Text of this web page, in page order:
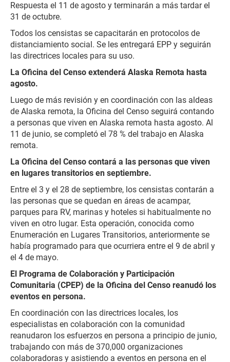
Respuesta el 11 de agosto y terminarán a más tardar el
31 de octubre.
Todos los censistas se capacitarán en protocolos de
distanciamiento social. Se les entregará EPP y seguirán
las directrices locales para su uso.
La Oficina del Censo extenderá Alaska Remota hasta
agosto.
Luego de más revisión y en coordinación con las aldeas
de Alaska remota, la Oficina del Censo seguirá contando
a personas que viven en Alaska remota hasta agosto. Al
11 de junio, se completó el 78 % del trabajo en Alaska
remota.
La Oficina del Censo contará a las personas que viven
en lugares transitorios en septiembre.
Entre el 3 y el 28 de septiembre, los censistas contarán a
las personas que se quedan en áreas de acampar,
parques para RV, marinas y hoteles si habitualmente no
viven en otro lugar. Esta operación, conocida como
Enumeración en Lugares Transitorios, anteriormente se
había programado para que ocurriera entre el 9 de abril y
el 4 de mayo.
El Programa de Colaboración y Participación
Comunitaria (CPEP) de la Oficina del Censo reanudó los
eventos en persona.
En coordinación con las directrices locales, los
especialistas en colaboración con la comunidad
reanudaron los esfuerzos en persona a principio de junio,
trabajando con más de 370,000 organizaciones
colaboradoras y asistiendo a eventos en persona en el